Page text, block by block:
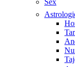
Sex